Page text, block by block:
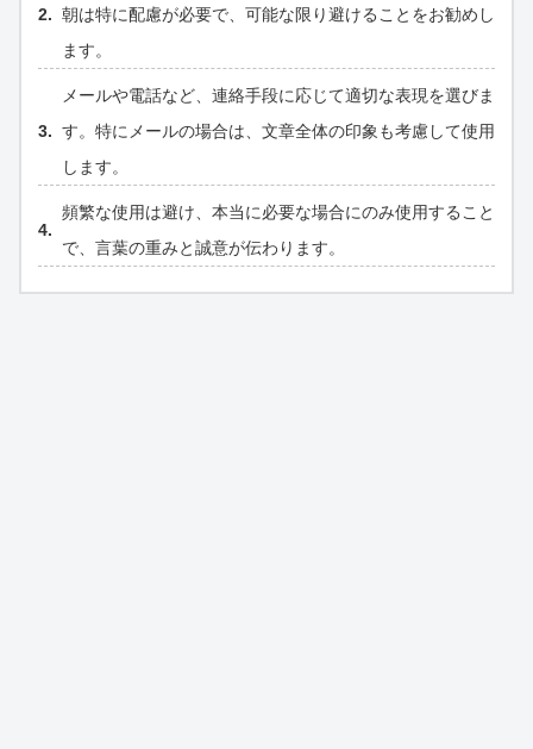
朝は特に配慮が必要で、可能な限り避けることをお勧めし
ます。
メールや電話など、連絡手段に応じて適切な表現を選びま
す。特にメールの場合は、文章全体の印象も考慮して使用
します。
頻繁な使用は避け、本当に必要な場合にのみ使用すること
で、言葉の重みと誠意が伝わります。